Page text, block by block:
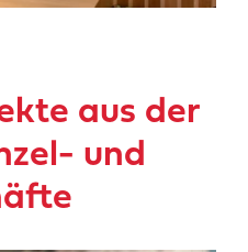
aus der
und